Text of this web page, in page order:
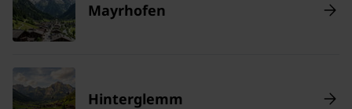
Mayrhofen
Hinterglemm